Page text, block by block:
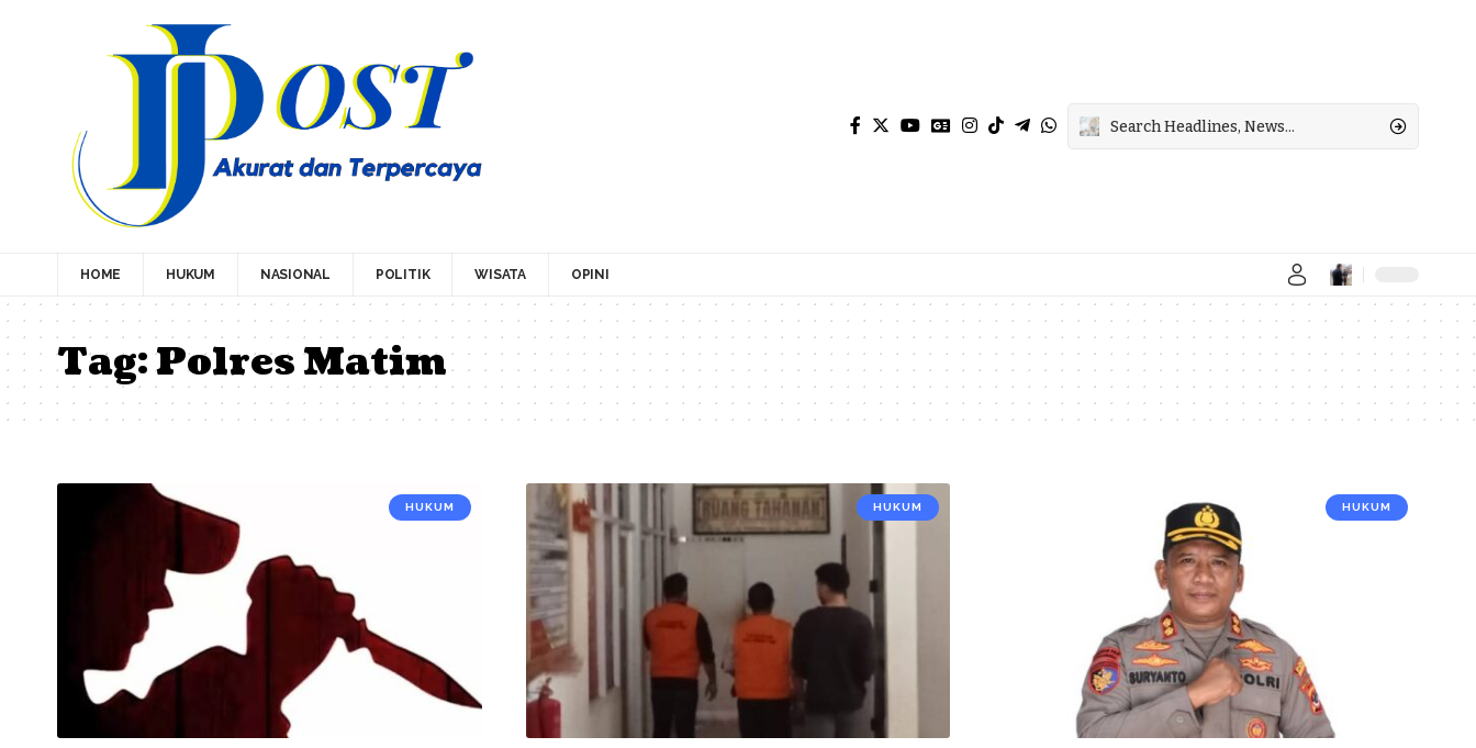
HOME HUKUM NASIONAL POLITIK WISATA OPINI
Tag:Polres Matim
HUKUM HUKUM HUKUM